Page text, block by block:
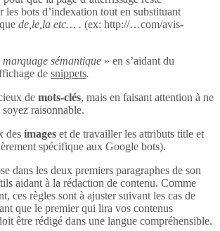
les bots d’indexation tout en substituant
de,le,la etc… . (ex: http://…com/avis-
marquage sémantique » en s’aidant du
de snippets.
de mots-clés, mais en faisant attention à ne
raisonnable.
des images et de travailler les attributs title et
spécifique aux Google bots).
dans les deux premiers paragraphes de son
aidant à la rédaction de contenu. Comme
ces règles sont à ajuster suivant les cas de
que le premier qui lira vos contenus
être rédigé dans une langue compréhensible.